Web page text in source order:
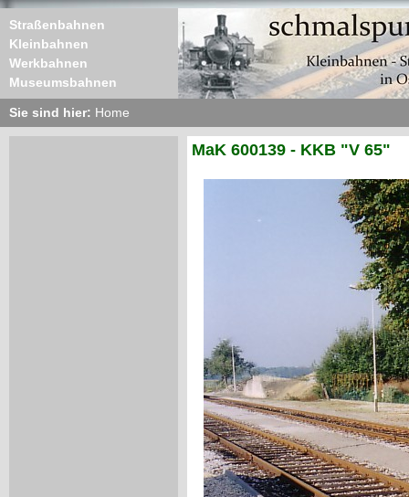
Straßenbahnen
Kleinbahnen
Werkbahnen
Museumsbahnen
Sie sind hier: Home
MaK 600139 - KKB "V 65"